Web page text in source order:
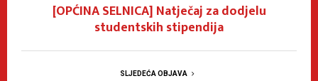
[OPĆINA SELNICA] Natječaj za dodjelu
studentskih stipendija
SLJEDEĆA OBJAVA